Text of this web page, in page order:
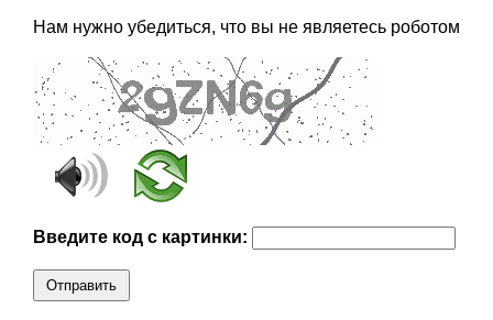
Нам нужно убедиться, что вы не являетесь роботом
Введите код с картинки:
Отправить